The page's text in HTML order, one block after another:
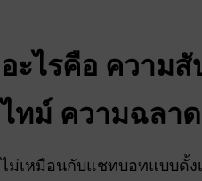
อะไรคือ ความ
ไทม์ ความฉลาด
ไม่เหมือนกับแชทบอทแบบดั้ง